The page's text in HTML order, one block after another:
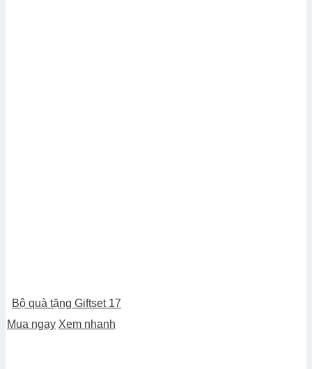
Bộ quà tặng Giftset 17
Mua ngay Xem nhanh